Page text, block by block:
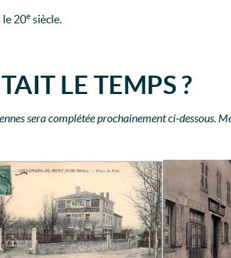
le 20e siècle.
LE TEMPS ?
sera complétée prochainement ci-dessous.